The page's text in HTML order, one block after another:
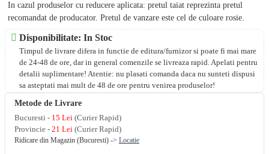
Metode de Livrare
Bucuresti - 15 Lei (Curier Rapid)
Provincie - 21 Lei (Curier Rapid)
Ridicare din Magazin (Bucuresti) -> Locatie
In cazul produselor cu reducere aplicata: pretul taiat reprezinta pretul
recomandat de producator. Pretul de vanzare este cel de culoare rosie.
Disponibilitate: In Stoc
Timpul de livrare difera in functie de editura/furnizor si poate fi mai mare
de 24-48 de ore, dar in general comenzile se livreaza rapid. Apelati pentru
detalii suplimentare! Atentie: nu plasati comanda daca nu sunteti dispusi
sa asteptati mai mult de 48 de ore pentru venirea produselor!